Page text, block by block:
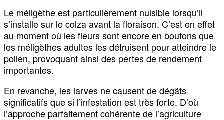
Le méligèthe est particulièrement nuisible lorsqu’il
s’installe sur le colza avant la floraison. C’est en effet
au moment où les fleurs sont encore en boutons que
les méligèthes adultes les détruisent pour atteindre le
pollen, provoquant ainsi des pertes de rendement
importantes.
En revanche, les larves ne causent de dégâts
significatifs que si l’infestation est très forte. D’où
l’approche parfaitement cohérente de l’agriculture